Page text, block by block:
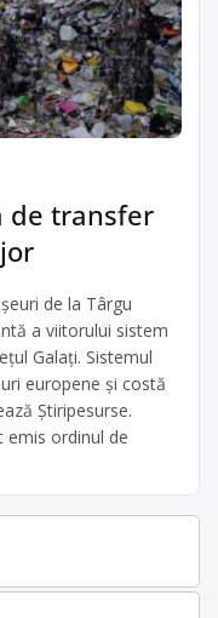
de transfer
de la Târgu
a viitorului sistem
Galați. Sistemul
europene și costă
Știripesurse.
ordinul de